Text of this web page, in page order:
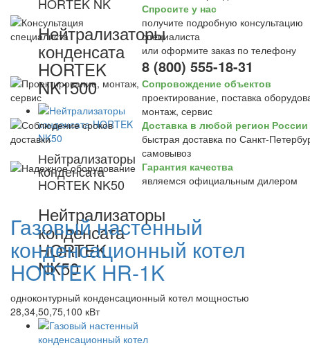
Нейтрализаторы
конденсата
HORTEK
NK1500
Нейтрализаторы
конденсата
HORTEK NK50
Нейтрализаторы
конденсата
HORTEK
NK50
Спросите у нас
получите подробную консультацию
специалиста
или оформите заказ по телефону
8 (800) 555-18-31
Сопровождение объектов
проектирование, поставка
монтаж, сервис
Доставка в любой регион России
быстрая доставка по Санкт-
самовывоз
Гарантия качества
являемся официальным дилером
Газовый настенный
конденсационный котел
HORTEK HR-1K
одноконтурный конденсационный котел мощностью
28,34,50,75,100 кВт